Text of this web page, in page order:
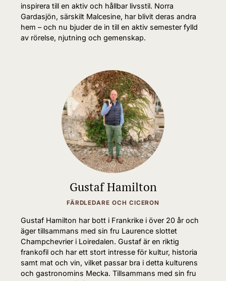
inspirera till en aktiv och hållbar livsstil. Norra
Gardasjön, särskilt Malcesine, har blivit deras andra
hem – och nu bjuder de in till en aktiv semester fylld
av rörelse, njutning och gemenskap.
Gustaf Hamilton
FÄRDLEDARE OCH CICERON
Gustaf Hamilton har bott i Frankrike i över 20 år och
äger tillsammans med sin fru Laurence slottet
Champchevrier i Loiredalen. Gustaf är en riktig
frankofil och har ett stort intresse för kultur, historia
samt mat och vin, vilket passar bra i detta kulturens
och gastronomins Mecka. Tillsammans med sin fru